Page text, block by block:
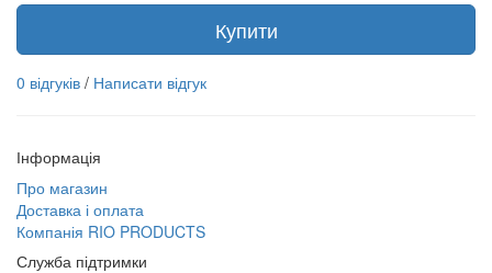
Купити
0 відгуків / Написати відгук
Інформація
Про магазин
Доставка і оплата
Компанія RIO PRODUCTS
Служба підтримки